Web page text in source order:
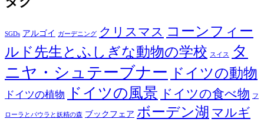
SGDs アルゴイ ガーデニング クリスマス コーンフィー
ルド先生とふしぎな動物の学校 スイス
タ
ニヤ・シュテーブナー ドイツの動物
ドイツの植物 ドイツの風景 ドイツの食べ物 フ
ローラとパウラと妖精の森 ブックフェア ボーデン湖 マルギ